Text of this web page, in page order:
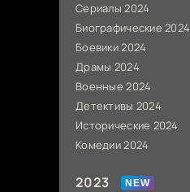
Сериалы 2024
Биографические 2024
Боевики 2024
Драмы 2024
Военные 2024
Детективы 2024
Исторические 2024
Комедии 2024
2023